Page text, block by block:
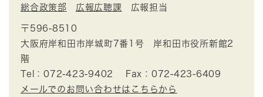
総合政策部 広報広聴課 広報担当
〒596-8510
大阪府岸和田市岸城町7番1号 岸和田市役所新館2
階
Tel：072-423-9402
Fax：072-423-6409
メールでのお問い合わせはこちらから